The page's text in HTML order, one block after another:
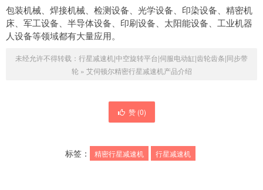
包装机械、焊接机械、检测设备、光学设备、印染设备、精密机
床、军工设备、半导体设备、印刷设备、太阳能设备、工业机器
人设备等领域都有大量应用。
未经允许不得转载： 行星减速机|中空旋转平台|伺服电动缸|齿轮齿条|同步带
轮» 艾伺顿尔精密行星减速机产品介绍
赞 (0)
标签： 精密行星减速机 行星减速机